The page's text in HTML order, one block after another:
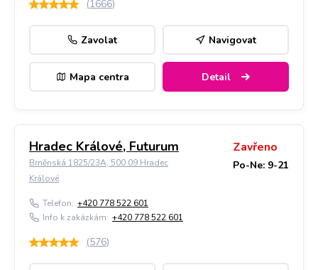
(1666)
Zavolat Navigovat
Mapa centra Detail
Hradec Králové, Futurum
Brněnská 1825/23A, 500 09 Hradec
Králové
Zavřeno
Po-Ne: 9-21
Telefon: +420 778 522 601
Info k zakázkám: +420 778 522 601
(576)